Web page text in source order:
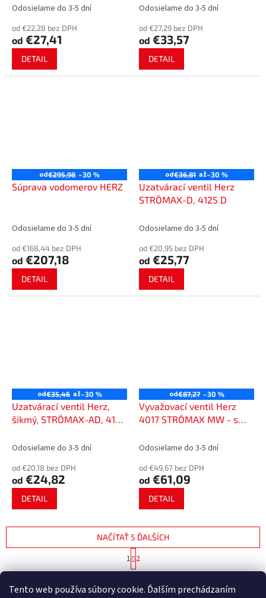
Tento web používa súbory cookie. Ďalším prechádzaním
Odosielame do 3-5 dní
od €22,28 bez DPH
od €27,41
DETAIL
Odosielame do 3-5 dní
od €27,29 bez DPH
od €33,57
DETAIL
od€295,98 –30 %
Súprava vodomerov HERZ
Odosielame do 3-5 dní
od €168,44 bez DPH
od €207,18
DETAIL
od€36,81 až–30 %
Uzatvárací ventil Herz
STRÖMAX-D, 4125 D
Odosielame do 3-5 dní
od €20,95 bez DPH
od €25,77
DETAIL
od€35,46 až–30 %
Uzatvárací ventil Herz,
šikmý, STRÖMAX-AD, 4125
Odosielame do 3-5 dní
od €20,18 bez DPH
od €24,82
DETAIL
od€87,27 –30 %
Vyvažovací ventil Herz
4017 STRÖMAX MW - s
vodu
Odosielame do 3-5 dní
od €49,67 bez DPH
od €61,09
DETAIL
O
l
NAČÍTAŤ 5 ĎALŠÍCH
t
r
n
1 2
17položiek celkom
HORE